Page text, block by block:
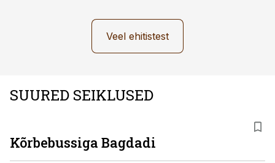
Veel ehitistest
SUURED SEIKLUSED
Kõrbebussiga Bagdadi